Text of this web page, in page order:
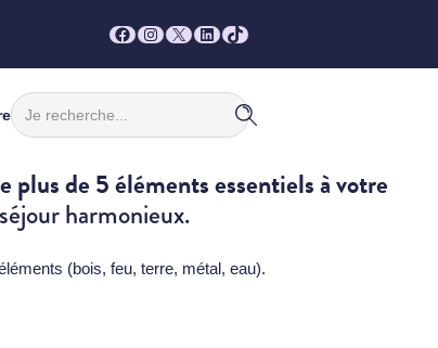
Facebook
Instagram
X LinkedIn
TikTok
Rechercher
plus de 5 éléments essentiels à votre
harmonieux.
(bois, feu, terre, métal, eau).